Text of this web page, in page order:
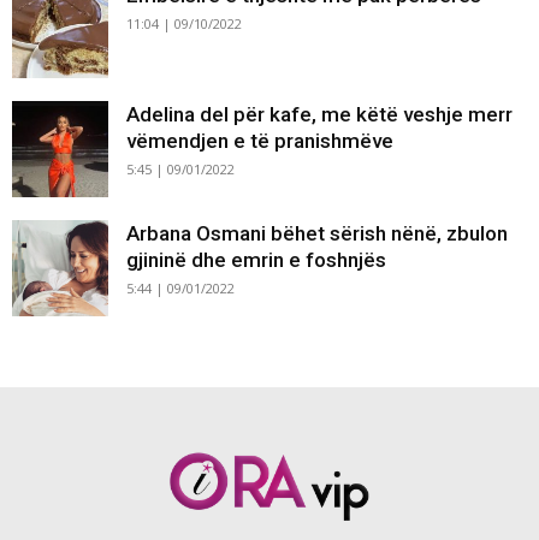
11:04 | 09/10/2022
Adelina del për kafe, me këtë veshje merr
vëmendjen e të pranishmëve
5:45 | 09/01/2022
Arbana Osmani bëhet sërish nënë, zbulon
gjininë dhe emrin e foshnjës
5:44 | 09/01/2022